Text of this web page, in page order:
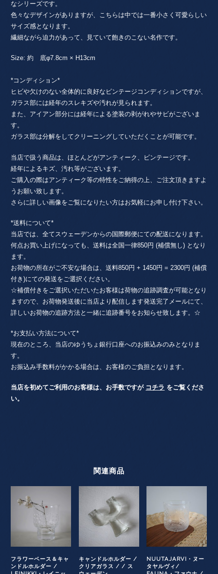
なシリーズです。
色々なデザインがありますが、こちらは中では一番小さく可愛らしい
サイズ感となります。
繊細ながら迫力があって、見ていて飽きのこない名作です。
Size: 約 底φ7.8cm × H13cm
*コンディション*
ヒビや欠けのない全体的に良好なビンテージコンディションですが、
ガラス部には経年のスレキズや汚れが見られます。
また、アイアン部分には経年による塗装の剥がれやサビがございま
す。
ガラス部は分解をしてクリーニングしていただくことが可能です。
当店で扱う商品は、ほとんどがアンティーク、ビンテージです。
経年によるキズ、汚れ等がございます。
ご購入の際はアンティーク等の特性をご納得の上、ご注文頂きますよ
うお願い致します。
さらに詳しい画像をご覧になりたい方はお気軽にお申し付け下さい。
*送料について*
当店では、全てスウェーデンからの国際郵便にての配送になります。
何点お買い上げになっても、送料は全国一律850円 (補償無し) となり
ます。
お荷物の所在がご不安な場合は、送料850円 + 1450円 = 2300円 (補償
付き)にての発送をご選択ください。
☆補償付きをご選択いただいたお客様は荷物の追跡調査が可能となり
ますので、お荷物発送後に当店より配信します発送完了メールにて、
詳しいお荷物の追跡方法と一緒に追跡番号をお知らせ致します。☆
*お支払い方法について*
現在のところ、当店のゆうちょ銀行口座へのお振込みのみとなりま
す。
お振込み手数料がかかる場合は、お客様のご負担となります。
当店を初めてご利用のお客様は、お手数ですが コチラ をご覧くださ
い。
関連商品
フラワーベース＆キャ
ンドルホルダー /
キャンドルホルダー /
クリアガラス / / ス
NUUTAJARVI・ヌー
タヤルヴィ/